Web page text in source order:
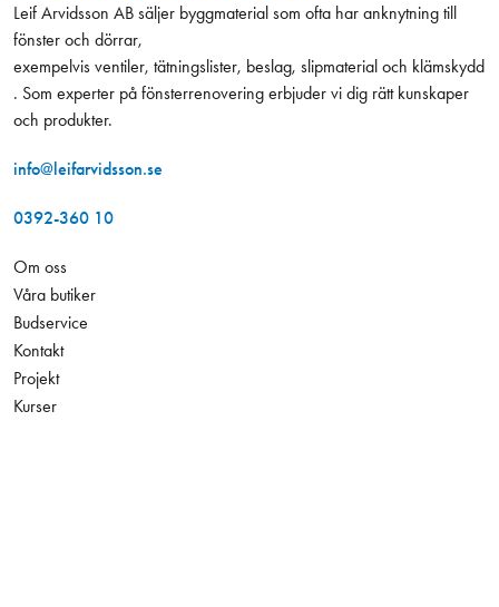
Leif Arvidsson AB säljer byggmaterial som ofta har anknytning till
fönster och dörrar,
exempelvis ventiler, tätningslister, beslag, slipmaterial och klämskydd
. Som experter på fönsterrenovering erbjuder vi dig rätt kunskaper
och produkter.
info@leifarvidsson.se
0392-360 10
Om oss
Våra butiker
Budservice
Kontakt
Projekt
Kurser